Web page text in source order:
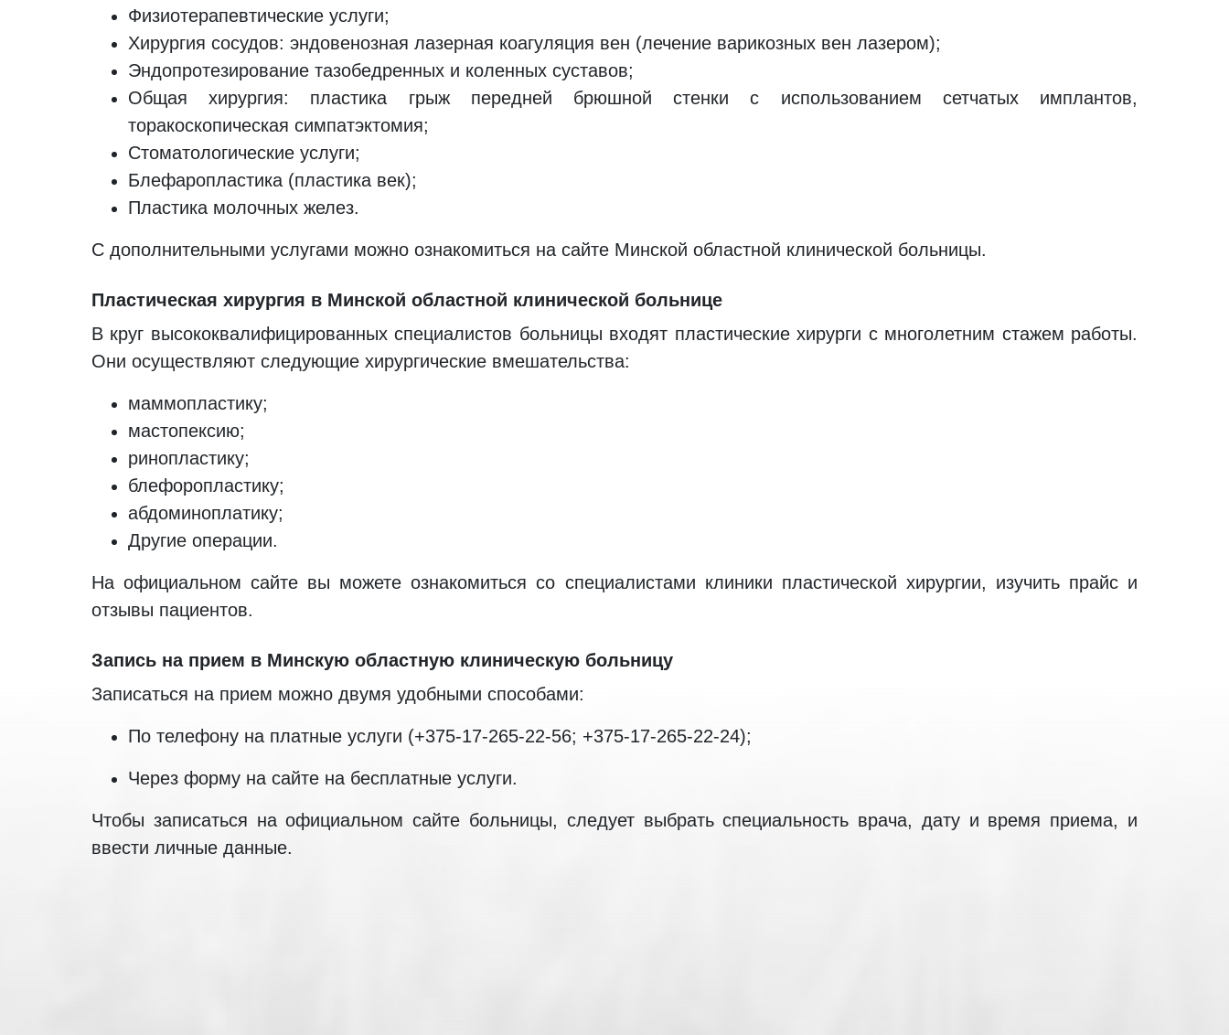
Физиотерапевтические услуги;
Хирургия сосудов: эндовенозная лазерная коагуляция вен (лечение варикозных вен лазером);
Эндопротезирование тазобедренных и коленных суставов;
Общая хирургия: пластика грыж передней брюшной стенки с использованием сетчатых имплантов,
торакоскопическая симпатэктомия;
Стоматологические услуги;
Блефаропластика (пластика век);
Пластика молочных желез.
С дополнительными услугами можно ознакомиться на сайте Минской областной клинической больницы.
Пластическая хирургия в Минской областной клинической больнице
В круг высококвалифицированных специалистов больницы входят пластические хирурги с многолетним стажем работы.
Они осуществляют следующие хирургические вмешательства:
маммопластику;
мастопексию;
ринопластику;
блефоропластику;
абдоминоплатику;
Другие операции.
На официальном сайте вы можете ознакомиться со специалистами клиники пластической хирургии, изучить прайс и
отзывы пациентов.
Запись на прием в Минскую областную клиническую больницу
Записаться на прием можно двумя удобными способами:
По телефону на платные услуги (+375-17-265-22-56; +375-17-265-22-24);
Через форму на сайте на бесплатные услуги.
Чтобы записаться на официальном сайте больницы, следует выбрать специальность врача, дату и время приема, и
ввести личные данные.